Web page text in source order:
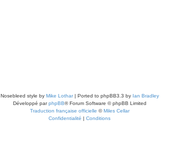
Nosebleed style by Mike Lothar| Ported to phpBB3.3 by Ian Bradley
Développé parphpBB® Forum Software © phpBB Limited
Traduction française officielle ©Miles Cellar
Confidentialité | Conditions